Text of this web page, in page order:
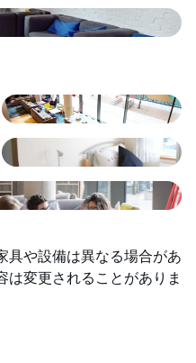
具や設備は異なる場合があ
は変更されることがありま